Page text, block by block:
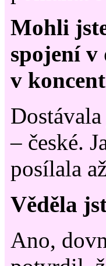
Mohli
spojení v
v
– české.
posílala
Věděla
Ano,